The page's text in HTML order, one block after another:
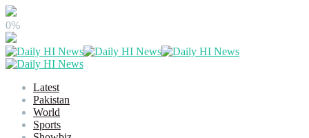
0%
Latest
Pakistan
World
Sports